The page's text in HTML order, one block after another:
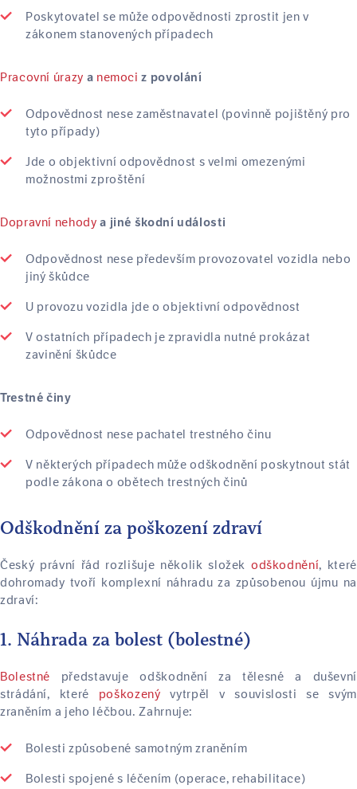
Poskytovatel se může odpovědnosti zprostit jen v
zákonem stanovených případech
Pracovní úrazy a nemoci z povolání
Odpovědnost nese zaměstnavatel (povinně pojištěný pro
tyto případy)
Jde o objektivní odpovědnost s velmi omezenými
možnostmi zproštění
Dopravní nehody a jiné škodní události
Odpovědnost nese především provozovatel vozidla nebo
jiný škůdce
U provozu vozidla jde o objektivní odpovědnost
V ostatních případech je zpravidla nutné prokázat
zavinění škůdce
Trestné činy
Odpovědnost nese pachatel trestného činu
V některých případech může odškodnění poskytnout stát
podle zákona o obětech trestných činů
Odškodnění za poškození zdraví
Český právní řád rozlišuje několik složek odškodnění, které
dohromady tvoří komplexní náhradu za způsobenou újmu na
zdraví:
1. Náhrada za bolest (bolestné)
Bolestné představuje odškodnění za tělesné a duševní
strádání, které poškozený vytrpěl v souvislosti se svým
zraněním a jeho léčbou. Zahrnuje:
Bolesti způsobené samotným zraněním
Bolesti spojené s léčením (operace, rehabilitace)